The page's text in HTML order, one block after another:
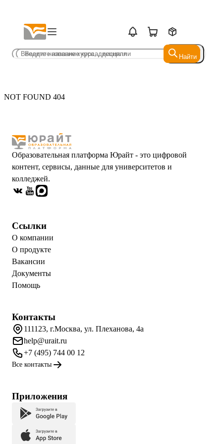
Найти
Найти
NOT FOUND 404
Образовательная платформа Юрайт - это цифровой
контент, сервисы, данные для университетов и
колледжей.
Ссылки
О компании
О продукте
Вакансии
Документы
Помощь
Контакты
111123, г.Москва, ул. Плеханова, 4а
help@urait.ru
+7 (495) 744 00 12
Все контакты
Приложения